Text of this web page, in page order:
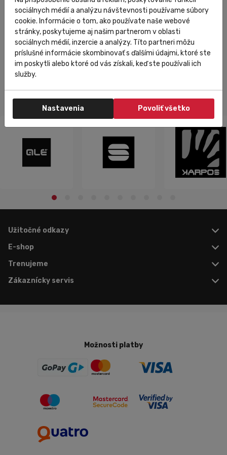
Merino - set tričko a nohavice sivá
105,00 €
52,50 € Do košíka
Užitočné odkazy
E-shop
Trenujeme
Zákaznícky servis
Možnosti platby
sociálnych médií a analýzu návštevnosti používame súbory
cookie. Informácie o tom, ako používate naše webové
stránky, poskytujeme aj našim partnerom v oblasti
sociálnych médií, inzercie a analýzy. Títo partneri môžu
príslušné informácie skombinovať s ďalšími údajmi, ktoré ste
im poskytli alebo ktoré od vás získali, keď ste používali ich
služby.
Nastavenia Povoliť všetko